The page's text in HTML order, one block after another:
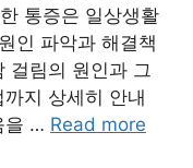
통증은 일상생활
인 파악과 해결책
걸림의 원인과 그
지 상세히 안내
을 … Read more